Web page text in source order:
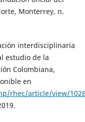
Monterrey, n.
interdisciplinaria
estudio de la
Colombiana,
en
rhec/article/view/